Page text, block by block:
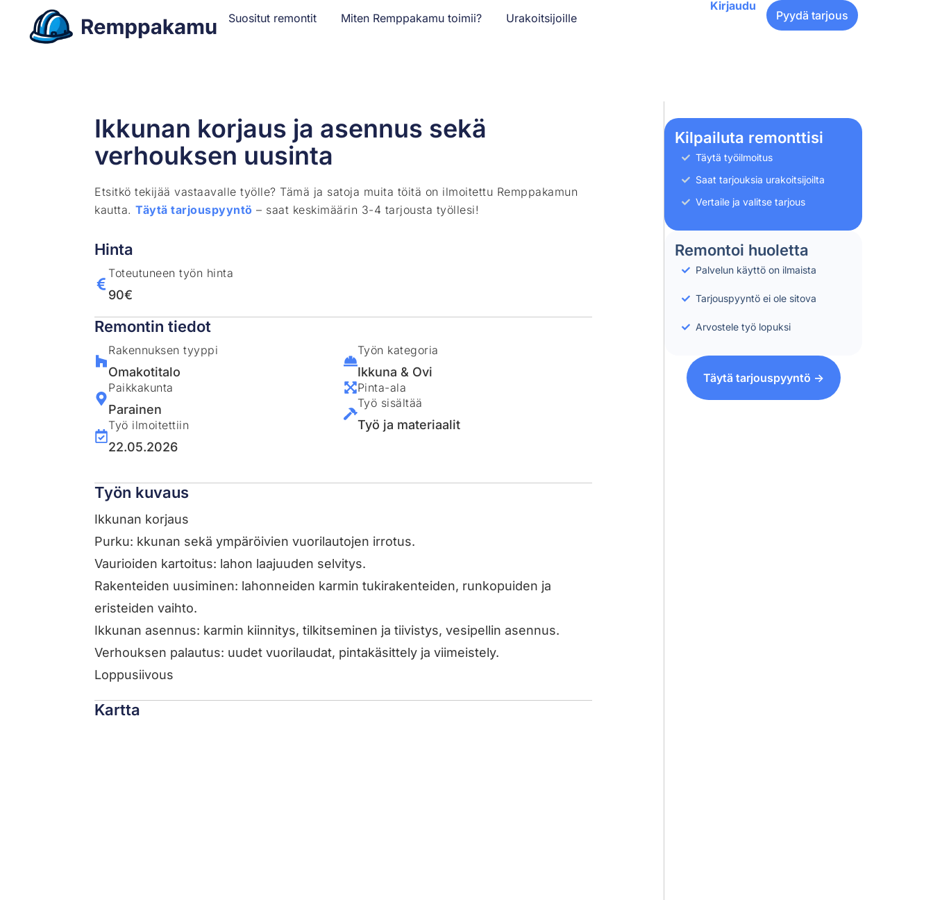
Suositut remontit Miten Remppakamu toimii? Urakoitsijoille
Kirjaudu
Pyydä tarjous
Ikkunan korjaus ja asennus sekä
verhouksen uusinta
Etsitkö tekijää vastaavalle työlle? Tämä ja satoja muita töitä on ilmoitettu Remppakamun
kautta.Täytä tarjouspyyntö – saat keskimäärin 3-4 tarjousta työllesi!
Hinta
Toteutuneen työn hinta
90€
Remontin tiedot
Rakennuksen tyyppi
Omakotitalo
Paikkakunta
Parainen
Työ ilmoitettiin
22.05.2026
Työn kategoria
Ikkuna & Ovi
Pinta-ala
Työ sisältää
Työ ja materiaalit
Työn kuvaus
Ikkunan korjaus
Purku: kkunan sekä ympäröivien vuorilautojen irrotus.
Vaurioiden kartoitus: lahon laajuuden selvitys.
Rakenteiden uusiminen: lahonneiden karmin tukirakenteiden, runkopuiden ja
eristeiden vaihto.
Ikkunan asennus: karmin kiinnitys, tilkitseminen ja tiivistys, vesipellin asennus.
Verhouksen palautus: uudet vuorilaudat, pinta­käsittely ja viimeistely.
Loppusiivous
Kartta
Kilpailuta remonttisi
Täytä työilmoitus
Saat tarjouksia urakoitsijoilta
Vertaile ja valitse tarjous
Remontoi huoletta
Palvelun käyttö on ilmaista
Tarjouspyyntö ei ole sitova
Arvostele työ lopuksi
Täytä tarjouspyyntö ->